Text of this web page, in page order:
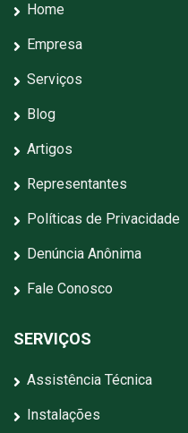
Home
Empresa
Serviços
Blog
Artigos
Representantes
Políticas de Privacidade
Denúncia Anônima
Fale Conosco
SERVIÇOS
Assistência Técnica
Instalações